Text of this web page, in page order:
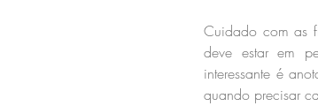
Cuidado com as
deve estar em
interessante é
quando precisar